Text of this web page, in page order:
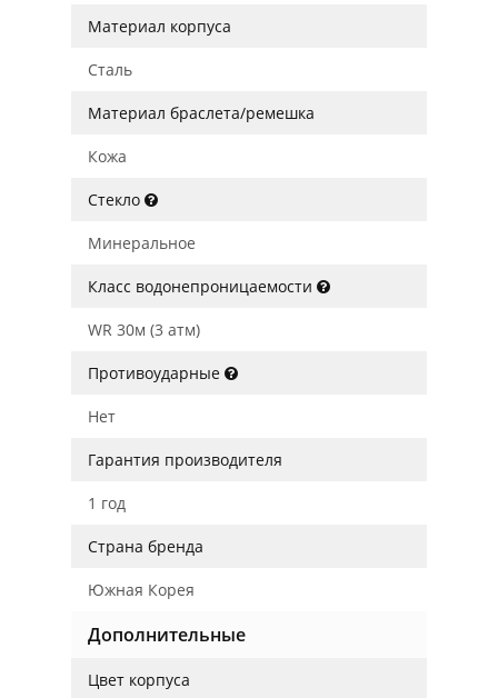
Материал корпуса
Сталь
Материал браслета/ремешка
Кожа
Стекло
Минеральное
Класс водонепроницаемости
WR 30м (3 атм)
Противоударные
Нет
Гарантия производителя
1 год
Страна бренда
Южная Корея
Дополнительные
Цвет корпуса